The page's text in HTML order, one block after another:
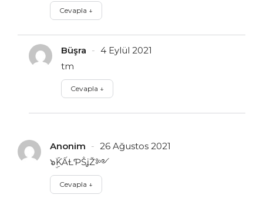
Cevapla ↓
Büşra
4 Eylül 2021
tm
Cevapla ↓
Anonim
26 Ağustos 2021
๖ۣۜƘẤⱢƤṦʝŽ༻
Cevapla ↓